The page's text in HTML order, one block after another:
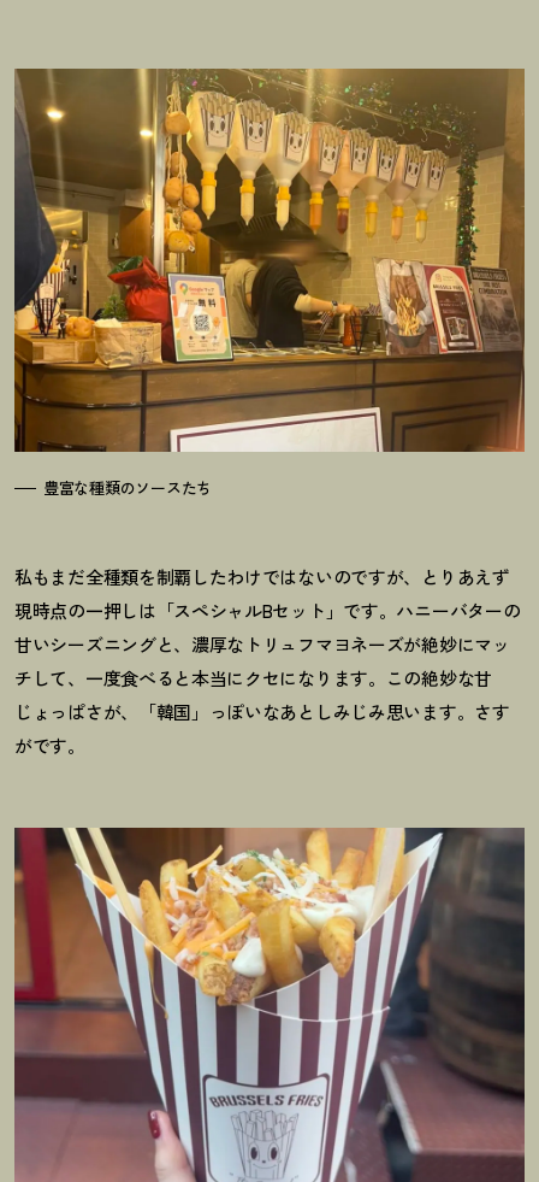
豊富な種類のソースたち
私もまだ全種類を制覇したわけではないのですが、とりあえず
現時点の一押しは「スペシャルBセット」です。ハニーバターの
甘いシーズニングと、濃厚なトリュフマヨネーズが絶妙にマッ
チして、一度食べると本当にクセになります。この絶妙な甘
じょっぱさが、「韓国」っぽいなあとしみじみ思います。さす
がです。